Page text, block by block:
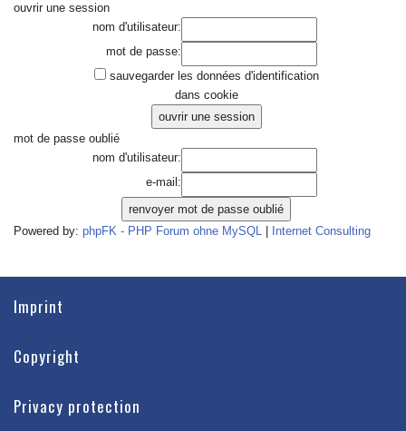
ouvrir une session
nom d'utilisateur:
mot de passe:
sauvegarder les données d'identification
dans cookie
mot de passe oublié
nom d'utilisateur:
e-mail:
Powered by: phpFK - PHP Forum ohne MySQL Internet Consulting
Imprint
Copyright
Privacy protection